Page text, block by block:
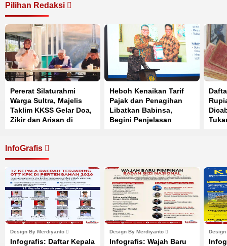
Pilihan Redaksi
Pererat Silaturahmi
Warga Sultra, Majelis
Taklim KKSS Gelar Doa,
Zikir dan Arisan di
Heboh Kenaikan Tarif
Pajak dan Penagihan
Libatkan Babinsa,
Begini Penjelasan
InfoGrafis
Design By Merdiyanto
Infografis: Daftar Kepala
Design By Merdiyanto
Infografis: Wajah Baru